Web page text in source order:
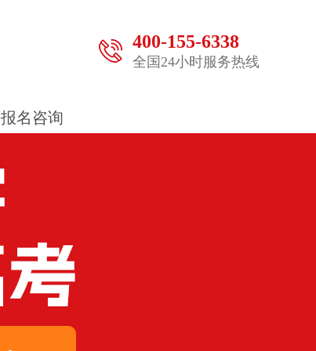
400-155-6338
全国24小时服务热线
报名咨询